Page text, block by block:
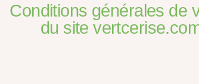
Conditions générales de
du site